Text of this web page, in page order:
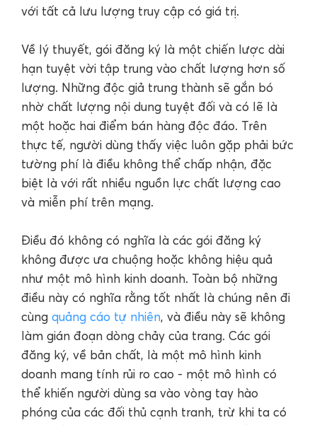
với tất cả lưu lượng truy cập có giá trị.
Về lý thuyết, gói đăng ký là một chiến lược dài
hạn tuyệt vời tập trung vào chất lượng hơn số
lượng. Những độc giả trung thành sẽ gắn bó
nhờ chất lượng nội dung tuyệt đối và có lẽ là
một hoặc hai điểm bán hàng độc đáo. Trên
thực tế, người dùng thấy việc luôn gặp phải bức
tường phí là điều không thể chấp nhận, đặc
biệt là với rất nhiều nguồn lực chất lượng cao
và miễn phí trên mạng.
Điều đó không có nghĩa là các gói đăng ký
không được ưa chuộng hoặc không hiệu quả
như một mô hình kinh doanh. Toàn bộ những
điều này có nghĩa rằng tốt nhất là chúng nên đi
cùng quảng cáo tự nhiên, và điều này sẽ không
làm gián đoạn dòng chảy của trang. Các gói
đăng ký, về bản chất, là một mô hình kinh
doanh mang tính rủi ro cao - một mô hình có
thể khiến người dùng sa vào vòng tay hào
phóng của các đối thủ cạnh tranh, trừ khi ta có